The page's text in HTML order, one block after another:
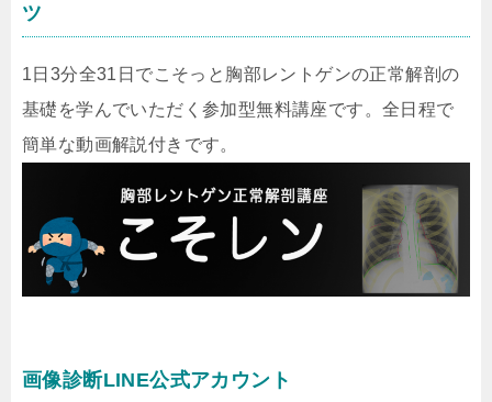
ツ
1日3分全31日でこそっと胸部レントゲンの正常解剖の
基礎を学んでいただく参加型無料講座です。全日程で
簡単な動画解説付きです。
画像診断LINE公式アカウント